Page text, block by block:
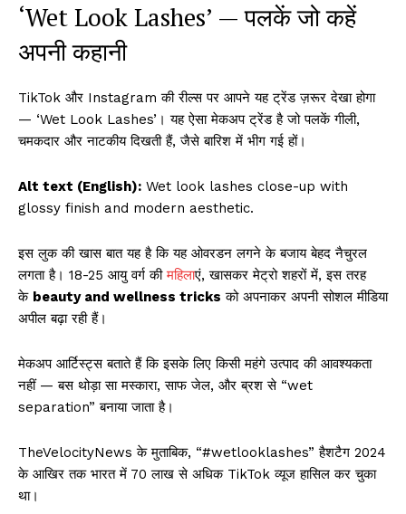
‘Wet Look Lashes’ — पलकें जो कहें
अपनी कहानी
TikTok और Instagram की रील्स पर आपने यह ट्रेंड ज़रूर देखा होगा
— ‘Wet Look Lashes’। यह ऐसा मेकअप ट्रेंड है जो पलकें गीली,
चमकदार और नाटकीय दिखती हैं, जैसे बारिश में भीग गई हों।
Alt text (English): Wet look lashes close-up with
glossy finish and modern aesthetic.
इस लुक की खास बात यह है कि यह ओवरडन लगने के बजाय बेहद नैचुरल
लगता है। 18-25 आयु वर्ग कीमहिलाएं, खासकर मेट्रो शहरों में, इस तरह
के beauty and wellness tricks को अपनाकर अपनी सोशल मीडिया
अपील बढ़ा रही हैं।
मेकअप आर्टिस्ट्स बताते हैं कि इसके लिए किसी महंगे उत्पाद की आवश्यकता
नहीं — बस थोड़ा सा मस्कारा, साफ जेल, और ब्रश से “wet
separation” बनाया जाता है।
TheVelocityNews के मुताबिक, “#wetlooklashes” हैशटैग 2024
के आखिर तक भारत में 70 लाख से अधिक TikTok व्यूज हासिल कर चुका
था।